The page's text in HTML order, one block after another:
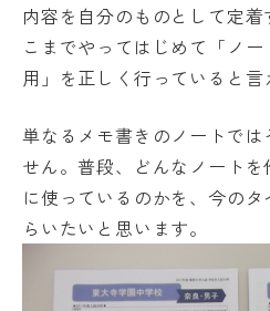
内容を自分のものとして定
こまでやってはじめて「ノ
用」を正しく行っていると言
単なるメモ書きのノートで
せん。普段、どんなノートを
に使っているのかを、今の
らいたいと思います。